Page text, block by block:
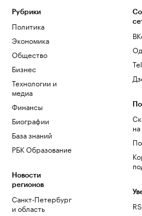
Рубрики
Политика
Экономика
Общество
Бизнес
Технологии и
медиа
Финансы
Биографии
База знаний
РБК Образование
Новости
регионов
Санкт-Петербург
и область